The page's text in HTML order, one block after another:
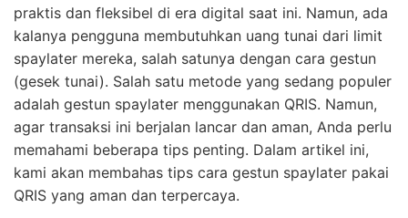
praktis dan fleksibel di era digital saat ini. Namun, ada
kalanya pengguna membutuhkan uang tunai dari limit
spaylater mereka, salah satunya dengan cara gestun
(gesek tunai). Salah satu metode yang sedang populer
adalah gestun spaylater menggunakan QRIS. Namun,
agar transaksi ini berjalan lancar dan aman, Anda perlu
memahami beberapa tips penting. Dalam artikel ini,
kami akan membahas tips cara gestun spaylater pakai
QRIS yang aman dan terpercaya.